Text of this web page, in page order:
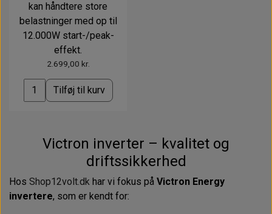
kan håndtere store
belastninger med op til
12.000W start-/peak-
effekt.
2.699,00 kr.
Tilføj til kurv
Victron inverter – kvalitet og
driftssikkerhed
Hos Shop12volt.dk har vi fokus på Victron Energy
invertere, som er kendt for: